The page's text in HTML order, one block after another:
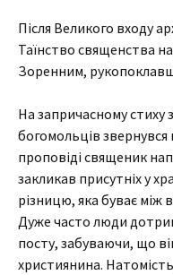
Після Великого входу
Таїнство священства
Зоренним,
На запричасному стиху
богомольців
проповіді священик
закликав присутніх у
різницю, яка буває між
Дуже часто люди
посту, забуваючи, що
християнина.